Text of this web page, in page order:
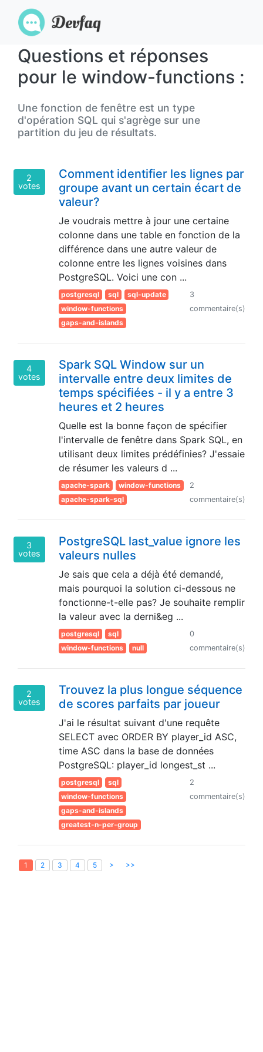
Questions et réponses
pour le window-functions :
Une fonction de fenêtre est un type
d'opération SQL qui s'agrège sur une
partition du jeu de résultats.
2
votes
Comment identifier les lignes par
groupe avant un certain écart de
valeur?
Je voudrais mettre à jour une certaine
colonne dans une table en fonction de la
différence dans une autre valeur de
colonne entre les lignes voisines dans
PostgreSQL. Voici une con ...
postgresql sql
sql-update
window-functions
gaps-and-islands
3
commentaire(s)
4
votes
Spark SQL Window sur un
intervalle entre deux limites de
temps spécifiées - il y a entre 3
heures et 2 heures
Quelle est la bonne façon de spécifier
l'intervalle de fenêtre dans Spark SQL, en
utilisant deux limites prédéfinies? J'essaie
de résumer les valeurs d ...
apache-spark
window-functions
apache-spark-sql
2
commentaire(s)
3
votes
PostgreSQL last_value ignore les
valeurs nulles
Je sais que cela a déjà été demandé,
mais pourquoi la solution ci-dessous ne
fonctionne-t-elle pas? Je souhaite remplir
la valeur avec la derni&eg ...
postgresql
sql
window-functions
null
0
commentaire(s)
2
votes
Trouvez la plus longue séquence
de scores parfaits par joueur
J'ai le résultat suivant d'une requête
SELECT avec ORDER BY player_id ASC,
time ASC dans la base de données
PostgreSQL: player_id longest_st ...
postgresql
sql
window-functions
gaps-and-islands
greatest-n-per-group
2
commentaire(s)
1 2 3 4 5 > >>